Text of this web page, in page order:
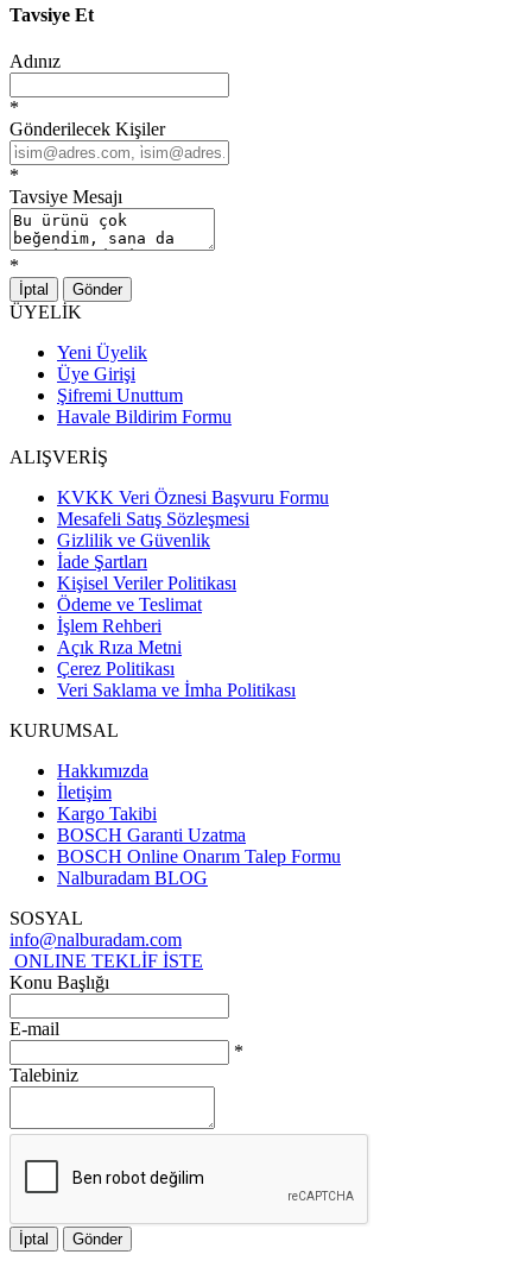
Tavsiye Et
Adınız
*
Gönderilecek Kişiler
*
Tavsiye Mesajı
*
İptal Gönder
ÜYELİK
Yeni Üyelik
Üye Girişi
Şifremi Unuttum
Havale Bildirim Formu
ALIŞVERİŞ
KVKK Veri Öznesi Başvuru Formu
Mesafeli Satış Sözleşmesi
Gizlilik ve Güvenlik
İade Şartları
Kişisel Veriler Politikası
Ödeme ve Teslimat
İşlem Rehberi
Açık Rıza Metni
Çerez Politikası
Veri Saklama ve İmha Politikası
KURUMSAL
Hakkımızda
İletişim
Kargo Takibi
BOSCH Garanti Uzatma
BOSCH Online Onarım Talep Formu
Nalburadam BLOG
SOSYAL
info@nalburadam.com
ONLINE TEKLİF İSTE
Konu Başlığı
E-mail
*
Talebiniz
İptal Gönder